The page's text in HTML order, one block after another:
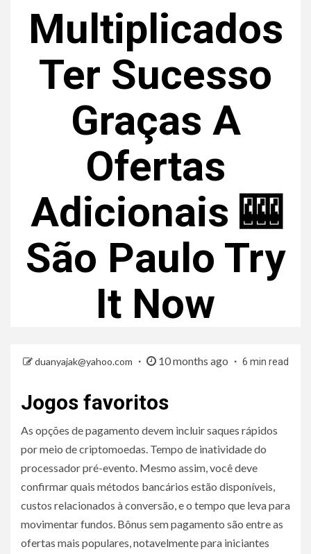
Multiplicados
Ter Sucesso
Graças A
Ofertas
Adicionais 🎰
São Paulo Try
It Now
duanyajak@yahoo.com 10 months ago 6 min read
Jogos favoritos
As opções de pagamento devem incluir saques rápidos
por meio de criptomoedas. Tempo de inatividade do
processador pré-evento. Mesmo assim, você deve
confirmar quais métodos bancários estão disponíveis,
custos relacionados à conversão, e o tempo que leva para
movimentar fundos. Bônus sem pagamento são entre as
ofertas mais populares, notavelmente para iniciantes